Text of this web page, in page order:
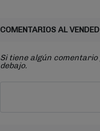
COMENTARIOS AL
Si tiene algún
debajo.